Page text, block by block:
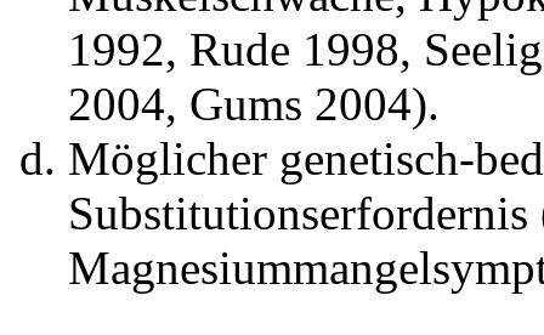
1992, Rude 1998,
2004, Gums 2004).
Möglicher genetisch-